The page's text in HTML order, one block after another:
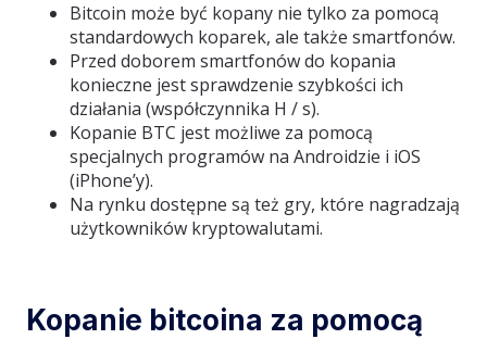
Bitcoin może być kopany nie tylko za pomocą
standardowych koparek, ale także smartfonów.
Przed doborem smartfonów do kopania
konieczne jest sprawdzenie szybkości ich
działania (współczynnika H / s).
Kopanie BTC jest możliwe za pomocą
specjalnych programów na Androidzie i iOS
(iPhone’y).
Na rynku dostępne są też gry, które nagradzają
użytkowników kryptowalutami.
Kopanie bitcoina za pomocą